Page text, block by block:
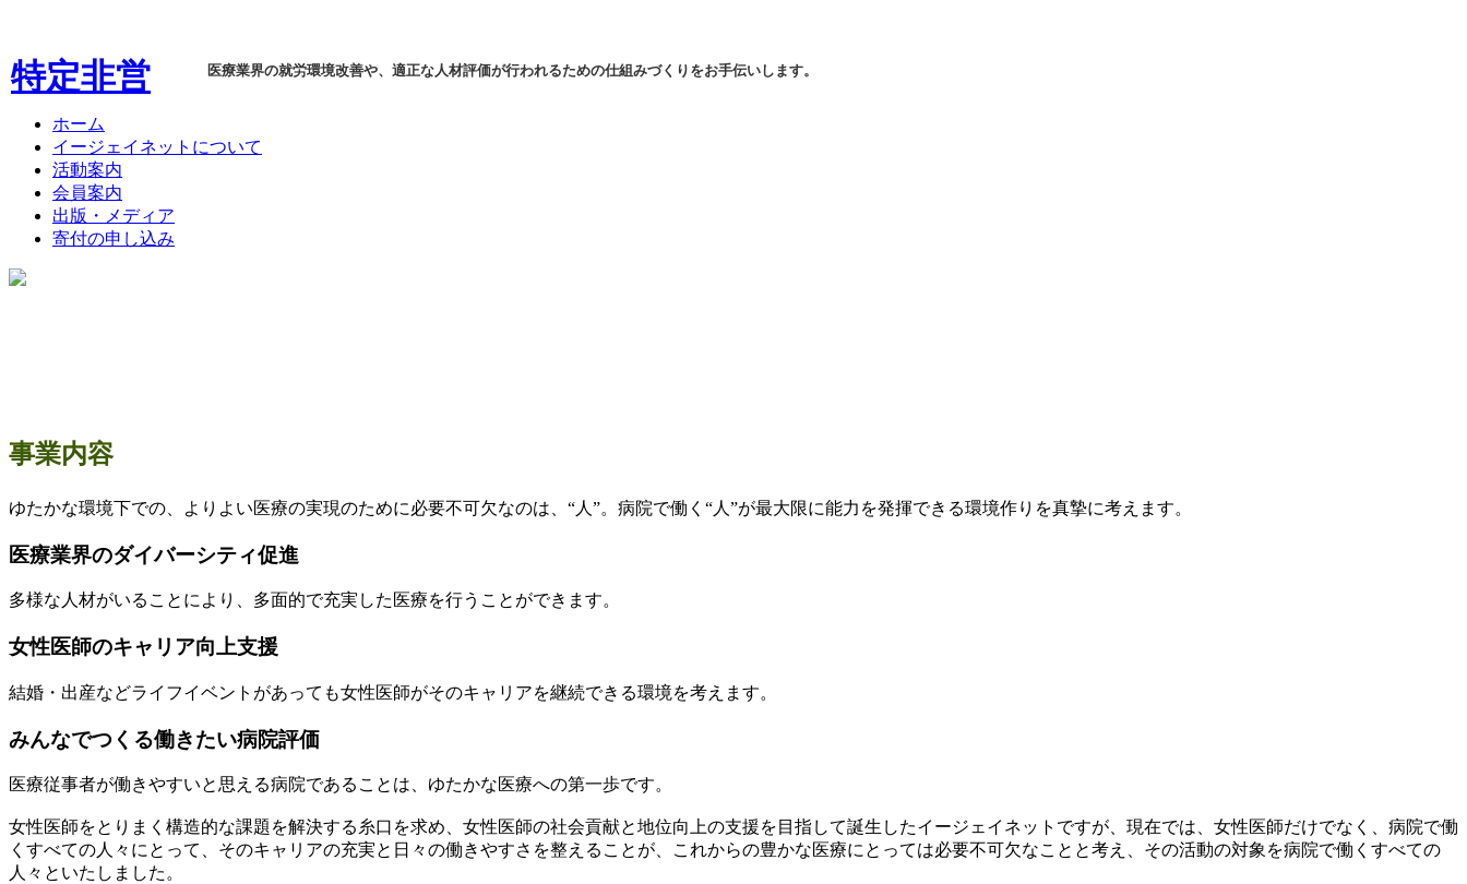
特定非営
利活動法
人 イージ
ェイネッ
ト(Ejnet)
医療業界の就労環境改善や、適正な人材評価が行われるための仕組みづくりをお手伝いします。
ホーム
イージェイネットについて
活動案内
会員案内
出版・メディア
寄付の申し込み
事業内容
ゆたかな環境下での、よりよい医療の実現のために必要不可欠なのは、“人”。病院で働く“人”が最大限に能力を発揮できる環境作りを真摯に考えます。
医療業界のダイバーシティ促進
多様な人材がいることにより、多面的で充実した医療を行うことができます。
女性医師のキャリア向上支援
結婚・出産などライフイベントがあっても女性医師がそのキャリアを継続できる環境を考えます。
みんなでつくる働きたい病院評価
医療従事者が働きやすいと思える病院であることは、ゆたかな医療への第一歩です。
女性医師をとりまく構造的な課題を解決する糸口を求め、女性医師の社会貢献と地位向上の支援を目指して誕生したイージェイネットですが、現在では、女性医師だけでなく、病院で働
くすべての人々にとって、そのキャリアの充実と日々の働きやすさを整えることが、これからの豊かな医療にとっては必要不可欠なことと考え、その活動の対象を病院で働くすべての
人々といたしました。